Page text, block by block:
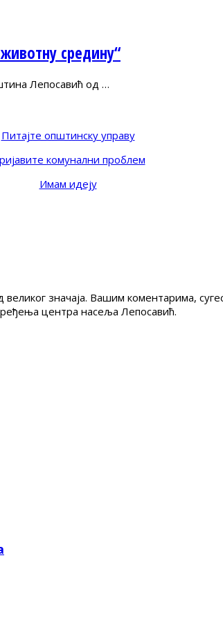
средину“
Лепосавић од …
Питајте општинску управу
комунални проблем
Имам идеју
значаја. Вашим коментарима,
центра насеља Лепосавић.